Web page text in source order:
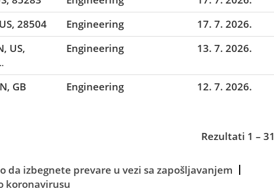
28504 Engineering
17. 7. 2026.
US,
Engineering 13. 7. 2026.
GB Engineering 12. 7. 2026.
Rezultati 1 – 31
da izbegnete prevare u vezi sa zapošljavanjem
koronavirusu